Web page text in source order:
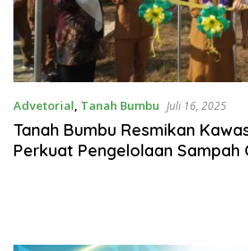
Advetorial, Tanah Bumbu Juli 16, 2025
Tanah Bumbu Resmikan
Perkuat Pengelolaan Sampah